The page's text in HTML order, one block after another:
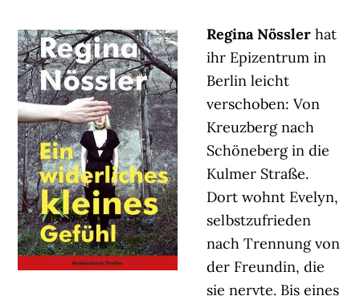
Regina Nösslerhat
ihr Epizentrum in
Berlin leicht
verschoben: Von
Kreuzberg nach
Schöneberg in die
Kulmer Straße.
Dort wohnt Evelyn,
selbstzufrieden
nach Trennung von
der Freundin, die
sie nervte. Bis eines